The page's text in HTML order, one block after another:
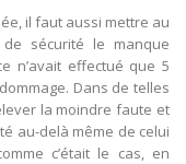
il faut aussi mettre au
sécurité le manque
n’avait effectué que 5
Dans de telles
la moindre faute et
au-delà même de celui
c’était le cas, en